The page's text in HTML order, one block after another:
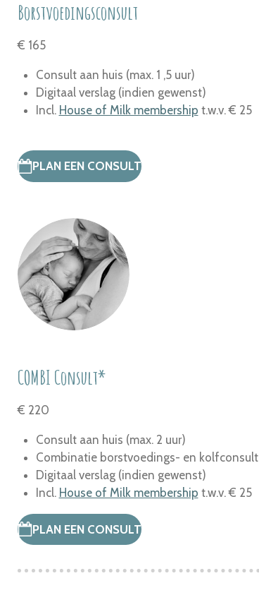
Borstvoedingsconsult
€ 165
Consult aan huis (max. 1 ,5 uur)
Digitaal verslag (indien gewenst)
Incl. House of Milk membership t.w.v. € 25
PLAN EEN CONSULT
COMBI Consult*
€ 220
Consult aan huis (max. 2 uur)
Combinatie borstvoedings- en kolfconsult
Digitaal verslag (indien gewenst)
Incl. House of Milk membership t.w.v. € 25
PLAN EEN CONSULT